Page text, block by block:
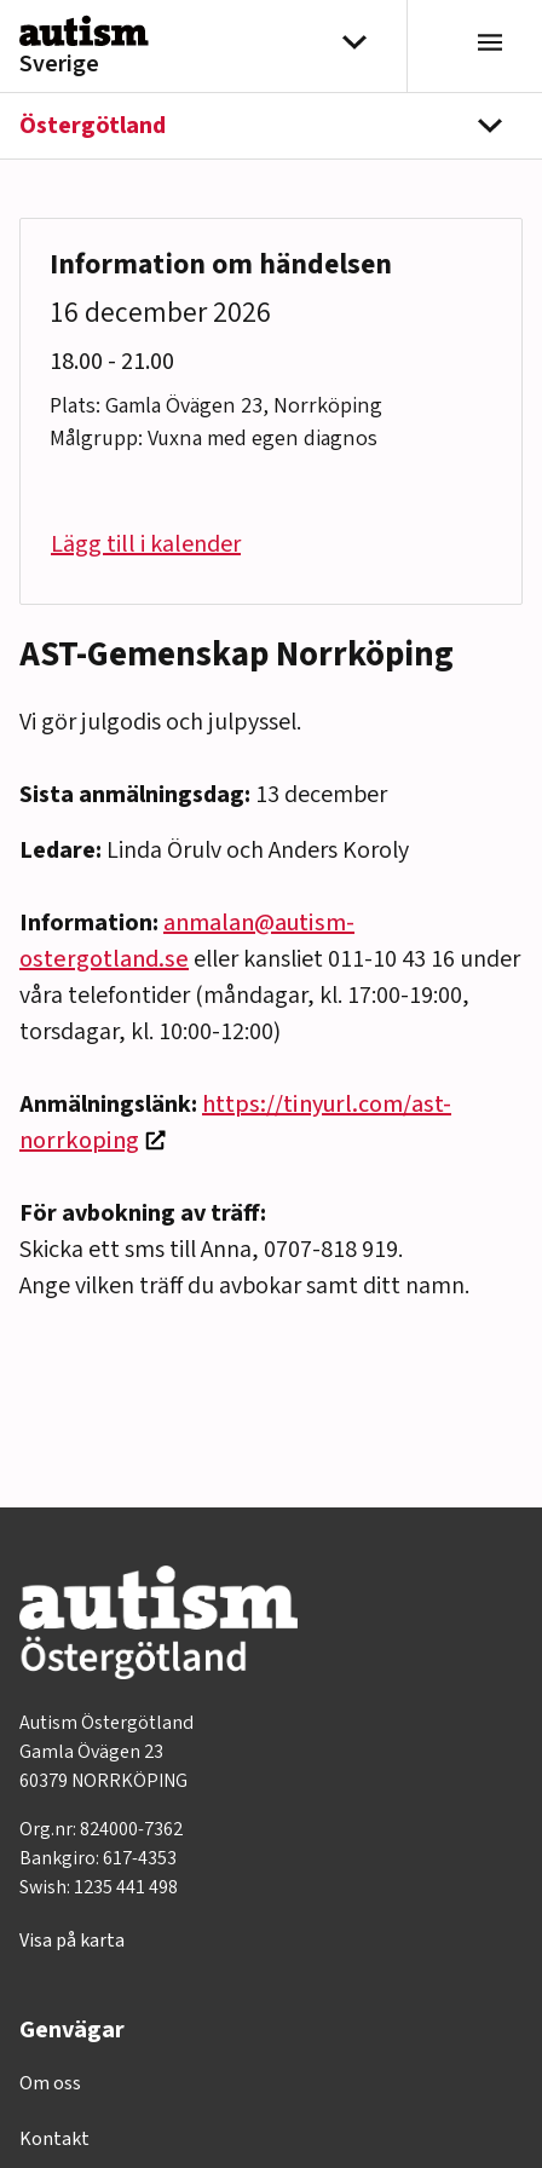
Hoppa till innehåll
Sverige
Välj distrikt
Östergötland
AST-Gemenskap Norrköping
Vi gör julgodis och julpyssel.
Sista anmälningsdag: 13 december
Ledare: Linda Örulv och Anders Koroly
Information:anmalan@autism-
ostergotland.seeller kansliet 011-10 43 16 under
våra telefontider (måndagar, kl. 17:00-19:00,
torsdagar, kl. 10:00-12:00)
Anmälningslänk:https://tinyurl.com/ast-
norrkoping
För avbokning av träff:
Skicka ett sms till Anna, 0707-818 919.
Ange vilken träff du avbokar samt ditt namn.
Information om händelsen
16 december 2026
18.00 till
- 21.00
Plats: Gamla Övägen 23, Norrköping
Målgrupp: Vuxna med egen diagnos
Lägg till i kalender
Autism Östergötland
Gamla Övägen 23
60379 NORRKÖPING
Org.nr: 824000-7362
Bankgiro: 617-4353
Swish: 1235 441 498
Visa på karta
Genvägar
Om oss
Kontakt